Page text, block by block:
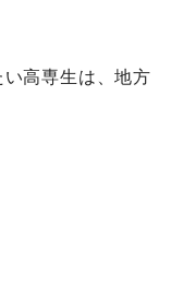
高専生は、地方